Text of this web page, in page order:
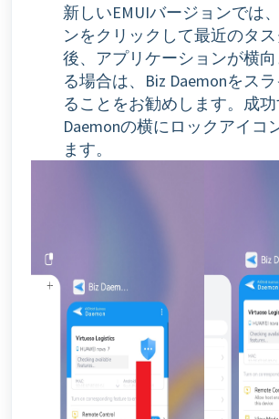
新しいEMUIバージョンでは
ンをクリックして最近のタ
後、アプリケーションが横
る場合は、Biz Daemonをス
ることをお勧めします。成
Daemonの横にロックアイコ
ます。